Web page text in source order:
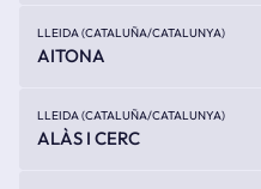
LLEIDA (CATALUÑA/CATALUNYA)
AITONA
LLEIDA (CATALUÑA/CATALUNYA)
ALÀS I CERC